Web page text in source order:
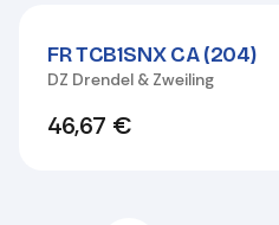
FR TCB1SNX CA (204)
DZ Drendel & Zweiling
46,67 €